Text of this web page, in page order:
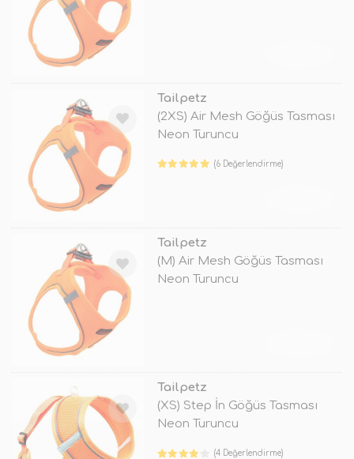
Tailpetz
(2XS) Air Mesh Göğüs Tasması
Neon Turuncu
(6 Değerlendirme)
Tailpetz
(M) Air Mesh Göğüs Tasması
Neon Turuncu
Tailpetz
(XS) Step İn Göğüs Tasması
Neon Turuncu
(4 Değerlendirme)